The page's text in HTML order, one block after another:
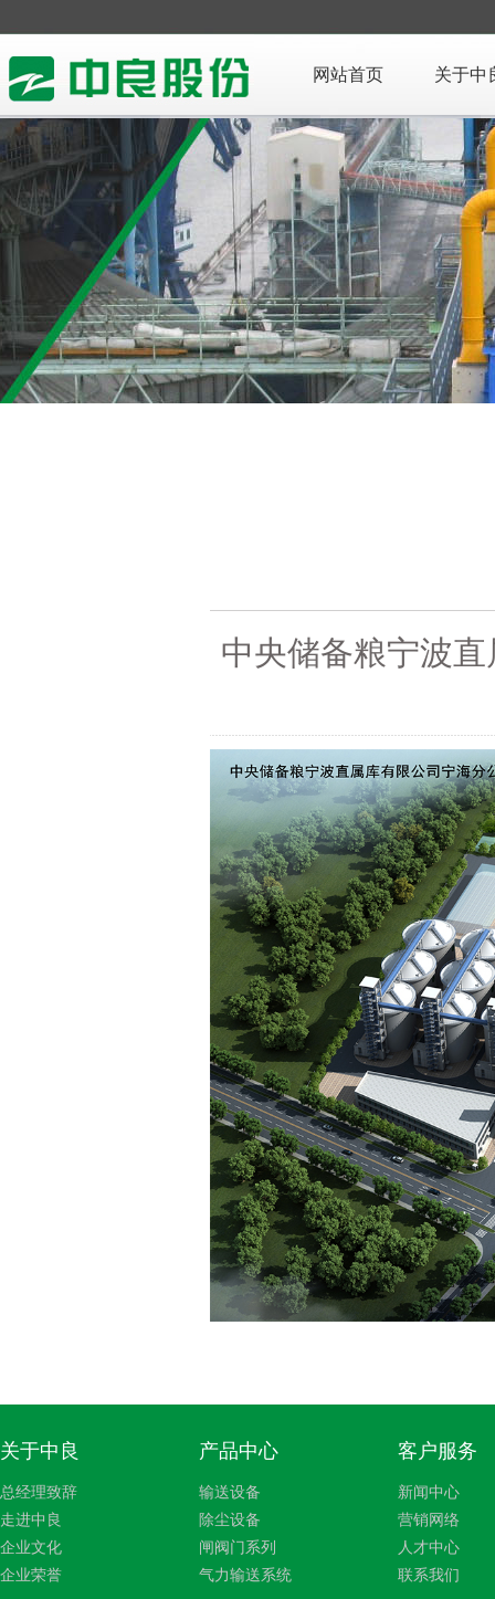
网站首页 关于中
中央储备粮宁波
关于中良
总经理致辞
走进中良
企业文化
企业荣誉
产品中心
输送设备
除尘设备
闸阀门系列
气力输送系统
客户服务
新闻中心
营销网络
人才中心
联系我们